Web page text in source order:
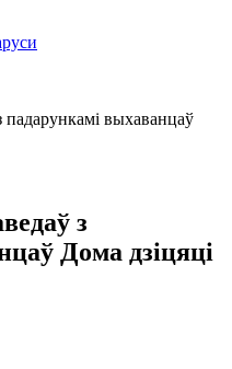
падарункамі выхаванцаў
з
Дома дзіцяці